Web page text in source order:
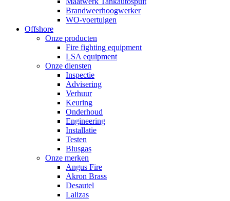
Brandweerhoogwerker
WO-voertuigen
Offshore
Onze producten
Fire fighting equipment
LSA equipment
Onze diensten
Inspectie
Advisering
Verhuur
Keuring
Onderhoud
Engineering
Installatie
Testen
Blusgas
Onze merken
Angus Fire
Akron Brass
Desautel
Lalizas